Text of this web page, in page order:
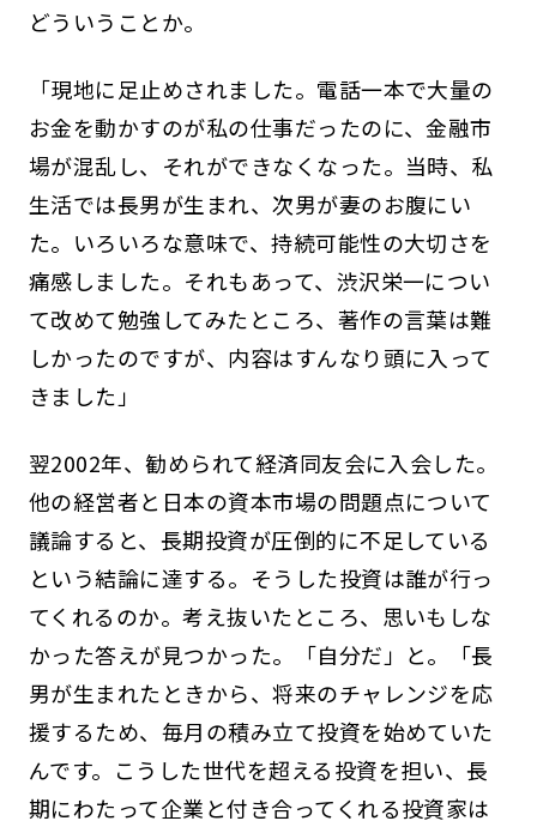
どういうことか。
「現地に足止めされました。電話一本で大量の
お金を動かすのが私の仕事だったのに、金融市
場が混乱し、それができなくなった。当時、私
生活では長男が生まれ、次男が妻のお腹にい
た。いろいろな意味で、持続可能性の大切さを
痛感しました。それもあって、渋沢栄一につい
て改めて勉強してみたところ、著作の言葉は難
しかったのですが、内容はすんなり頭に入って
きました」
翌2002年、勧められて経済同友会に入会した。
他の経営者と日本の資本市場の問題点について
議論すると、長期投資が圧倒的に不足している
という結論に達する。そうした投資は誰が行っ
てくれるのか。考え抜いたところ、思いもしな
かった答えが見つかった。「自分だ」と。「長
男が生まれたときから、将来のチャレンジを応
援するため、毎月の積み立て投資を始めていた
んです。こうした世代を超える投資を担い、長
期にわたって企業と付き合ってくれる投資家は